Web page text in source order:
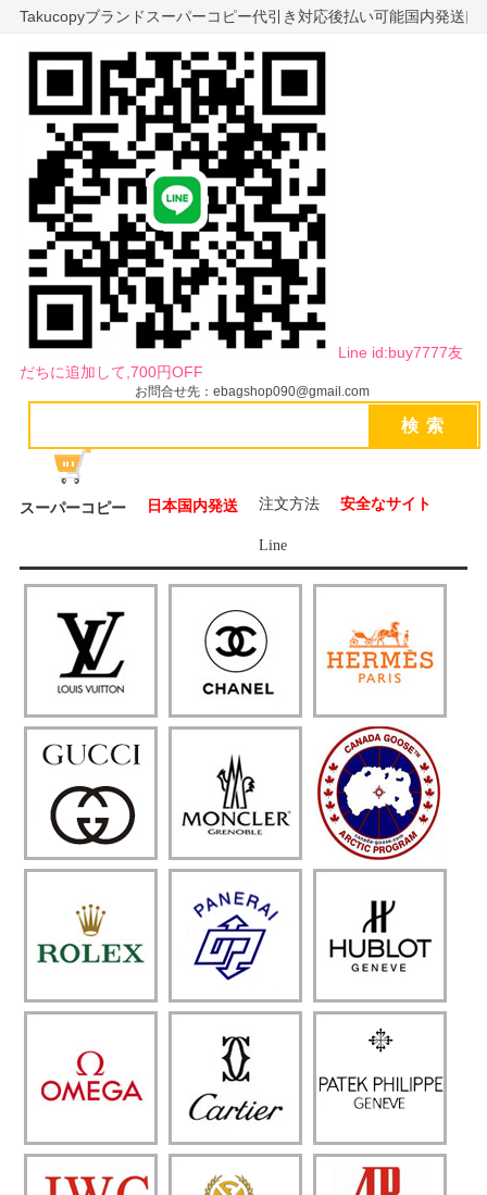
Takucopyブランドスーパーコピー代引き対応後払い可能国内発送
Line id:buy7777友
だちに追加して,700円OFF
お問合せ先：ebagshop090@gmail.com
スーパーコピー 日本国内発送 注文方法 安全なサイト
Line